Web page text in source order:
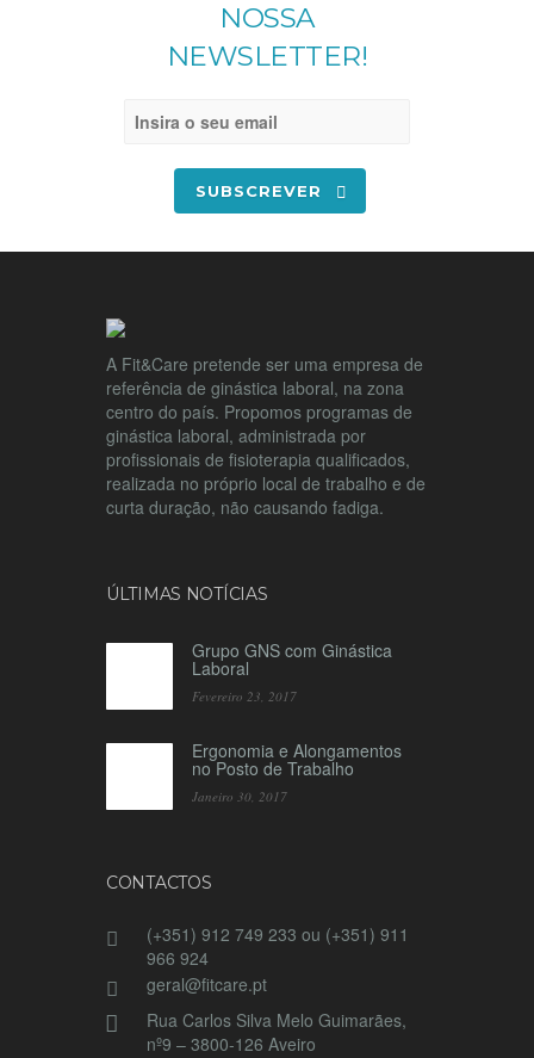
NOSSA
NEWSLETTER!
SUBSCREVER
A Fit&Care pretende ser uma empresa de
referência de ginástica laboral, na zona
centro do país. Propomos programas de
ginástica laboral, administrada por
profissionais de fisioterapia qualificados,
realizada no próprio local de trabalho e de
curta duração, não causando fadiga.
ÚLTIMAS NOTÍCIAS
Grupo GNS com Ginástica
Laboral
Fevereiro 23, 2017
Ergonomia e Alongamentos
no Posto de Trabalho
Janeiro 30, 2017
CONTACTOS
(+351) 912 749 233 ou (+351) 911
966 924
geral@fitcare.pt
Rua Carlos Silva Melo Guimarães,
nº9 – 3800-126 Aveiro